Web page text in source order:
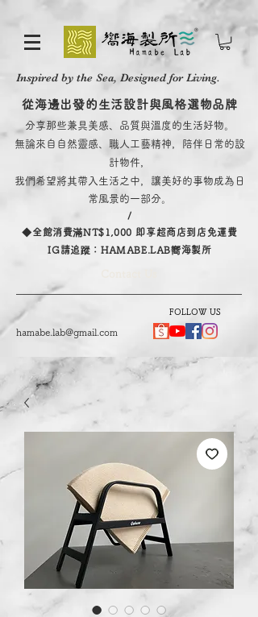
Inspired by the Sea, Designed for Living.
從海邊出發的生活設計與風格選物品牌
分享那些兼具美感、品質與溫度的生活好物。
無論來自自然靈感、職人工藝精神，陪伴日常的設
計物件，
我們希望將其帶入生活之中，讓美好的事物成為日
常風景的一部分。
/
​◆全館消費滿NT$1,000 即享超商店到店免運費
IG請追蹤：HAMABE.LAB嚮海製所
FOLLOW US
hamabe.lab@gmail.com